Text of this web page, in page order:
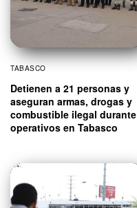
TABASCO
Detienen a 21 personas y
aseguran armas, drogas y
combustible ilegal durante
operativos en Tabasco